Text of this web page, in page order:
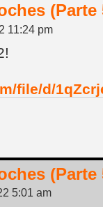
(Parte
11:24 pm
file/d/
(Parte
5:01 am